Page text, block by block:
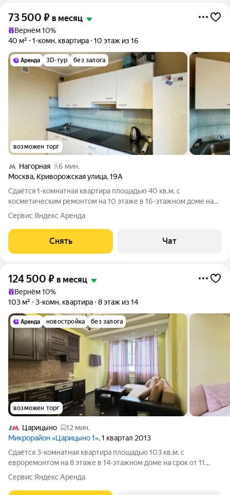
73 500 ₽ в месяц
Вернём 10%
40 м²
1-комн. квартира 10 этаж из 16
3D-тур без залога
возможен торг
Нагорная
6 мин.
Москва, Криворожская улица,19А
Сдаётся 1-комнатная квартира площадью 40 кв.м. с
косметическим ремонтом на 10 этаже в 16-этажном доме на
срок от 11 месяцев. Из техники есть: Телевизор Духовой шкаф
Стиральная машина Холодильник Кондиционер Дом - блочный,
окна выходят во двор. В
Сервис Яндекс Аренда
Снять Чат
124 500 ₽ в месяц
Вернём 10%
103 м²
3-комн. квартира 8 этаж из 14
новостройка без залога
возможен торг
Царицыно
12 мин.
Микрорайон «Царицыно 1», 1 квартал 2013
Сдаётся 3-комнатная квартира площадью 103 кв.м. с
евроремонтом на 8 этаже в 14-этажном доме на срок от 11
месяцев. Из техники есть: Телевизор Духовой шкаф
Стиральная машина Холодильник Кондиционер Пылесос Дом -
Сервис Яндекс Аренда